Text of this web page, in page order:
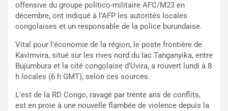
offensive du groupe politico-militaire AFC/M23 en
décembre, ont indiqué à l’AFP les autorités locales
congolaises et un responsable de la police burundaise.
Vital pour l’économie de la région, le poste frontière de
Kavimvira, situé sur les rives nord du lac Tanganyika, entre
Bujumbura et la cité congolaise d’Uvira, a rouvert lundi à 8
h locales (6 h GMT), selon ces sources.
L’est de la RD Congo, ravagé par trente ans de conflits,
est en proie à une nouvelle flambée de violence depuis la